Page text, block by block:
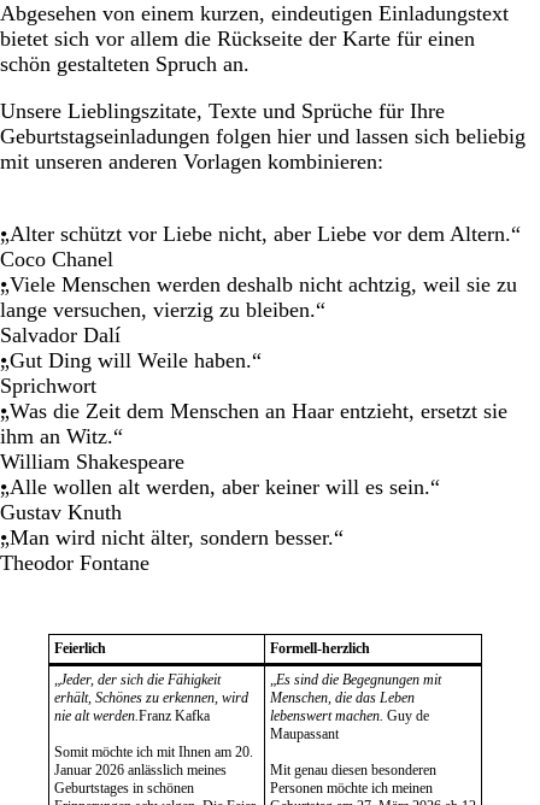
Abgesehen von einem kurzen, eindeutigen Einladungstext
bietet sich vor allem die Rückseite der Karte für einen
schön gestalteten Spruch an.
Unsere Lieblingszitate, Texte und Sprüche für Ihre
Geburtstagseinladungen folgen hier und lassen sich beliebig
mit unseren anderen Vorlagen kombinieren:
„Alter schützt vor Liebe nicht, aber Liebe vor dem Altern.“
Coco Chanel
„Viele Menschen werden deshalb nicht achtzig, weil sie zu
lange versuchen, vierzig zu bleiben.“
Salvador Dalí
„Gut Ding will Weile haben.“
Sprichwort
„Was die Zeit dem Menschen an Haar entzieht, ersetzt sie
ihm an Witz.“
William Shakespeare
„Alle wollen alt werden, aber keiner will es sein.“
Gustav Knuth
„Man wird nicht älter, sondern besser.“
Theodor Fontane
Feierlich
Formell-herzlich
„Jeder, der sich die Fähigkeit
erhält, Schönes zu erkennen, wird
nie alt werden.Franz Kafka
Somit möchte ich mit Ihnen am 20.
Januar 2026 anlässlich meines
Geburtstages in schönen
„Es sind die Begegnungen mit
Menschen, die das Leben
lebenswert machen. Guy de
Maupassant
Mit genau diesen besonderen
Personen möchte ich meinen